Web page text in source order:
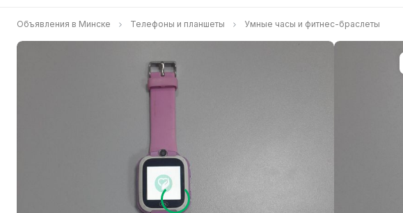
Объявления в Минске Телефоны и планшеты Умные часы и фитнес-браслеты